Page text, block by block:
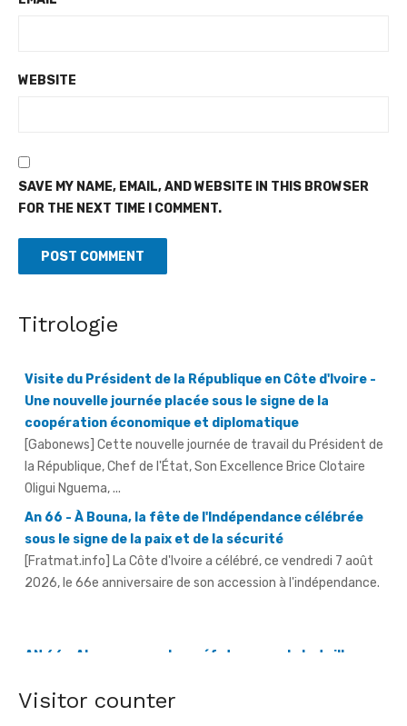
WEBSITE
SAVE MY NAME, EMAIL, AND WEBSITE IN THIS BROWSER
FOR THE NEXT TIME I COMMENT.
Titrologie
Visite du Président de la République en Côte d'Ivoire -
coopération économique et diplomatique
[Gabonews] Cette nouvelle journée de travail du Président de
la République, Chef de l'État, Son Excellence Brice Clotaire
Oligui Nguema, ...
An 66 - À Bouna, la fête de l'Indépendance célébrée
sous le signe de la paix et de la sécurité
[Fratmat.info] La Côte d'Ivoire a célébré, ce vendredi 7 août
2026, le 66e anniversaire de son accession à l'indépendance.
[Fratmat.info] La célébration du 66e anniversaire de
Abengourou, a ...
Visitor counter